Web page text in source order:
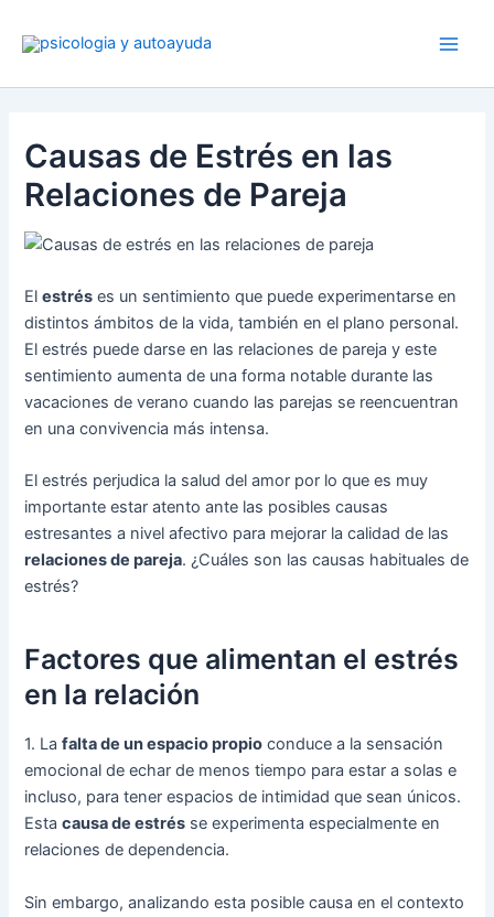
Causas de Estrés en las
Relaciones de Pareja
Elestrés es un sentimiento que puede experimentarse en
distintos ámbitos de la vida, también en el plano personal.
El estrés puede darse en las relaciones de pareja y este
sentimiento aumenta de una forma notable durante las
vacaciones de verano cuando las parejas se reencuentran
en una convivencia más intensa.
El estrés perjudica la salud del amor por lo que es muy
importante estar atento ante las posibles causas
estresantes a nivel afectivo para mejorar la calidad de las
relaciones de pareja. ¿Cuáles son las causas habituales de
estrés?
Factores que alimentan el estrés
en la relación
1. Lafalta de un espacio propio conduce a la sensación
emocional de echar de menos tiempo para estar a solas e
incluso, para tener espacios de intimidad que sean únicos.
Estacausa de estrés se experimenta especialmente en
relaciones de dependencia.
Sin embargo, analizando esta posible causa en el contexto